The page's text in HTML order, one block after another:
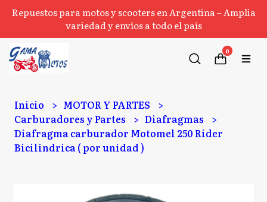
Repuestos para motos y scooters en Argentina – Amplia
variedad y envíos a todo el país
0
Inicio
MOTOR Y PARTES
Carburadores y Partes
Diafragmas
Diafragma carburador Motomel 250 Rider
Bicilindrica ( por unidad )